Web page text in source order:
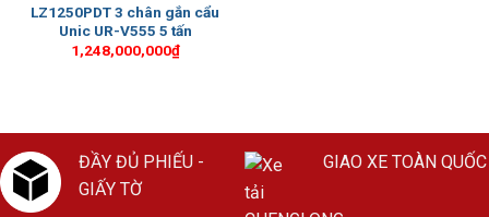
LZ1250PDT 3 chân gắn cẩu
Unic UR-V555 5 tấn
1,248,000,000₫
ĐẦY ĐỦ PHIẾU -
GIẤY TỜ
GIAO XE TOÀN QUỐC